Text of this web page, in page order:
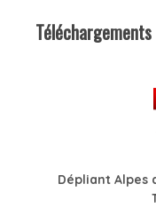
Téléchargements
Dépliant Alpes